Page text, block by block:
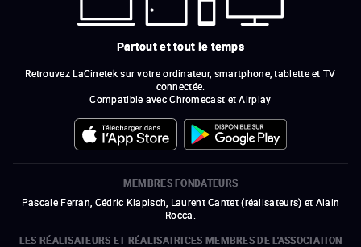
Partout et tout le temps
Retrouvez LaCinetek sur votre ordinateur, smartphone, tablette et TV
connectée.
Compatible avec Chromecast et Airplay
MEMBRES FONDATEURS
Pascale Ferran, Cédric Klapisch, Laurent Cantet (réalisateurs) et Alain
Rocca.
LES RÉALISATEURS ET RÉALISATRICES MEMBRES DE L'ASSOCIATION